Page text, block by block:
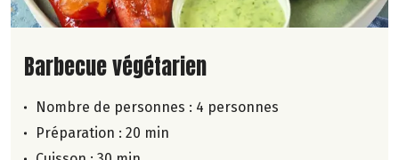
Lire la suite de la recette
Barbecue végétarien
Nombre de personnes : 4 personnes
Préparation : 20 min